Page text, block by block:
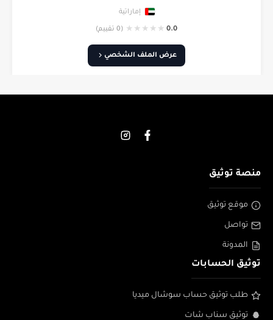
إماراتية
0.0
★
★
★
★
★ (0 تقييم)
عرض الملف الشخصي
منصة توثيق
موقع توثيق
تواصل
المدونة
توثيق الحسابات
طلب توثيق حساب سوشال ميديا
توثيق سناب شات